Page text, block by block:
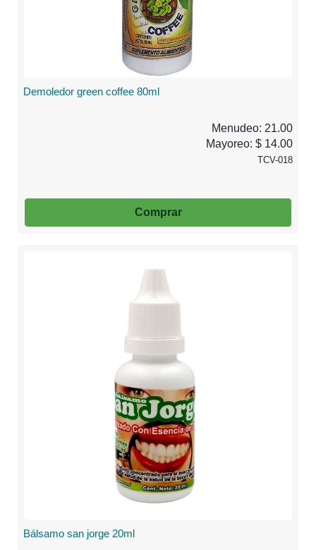
Demoledor green coffee 80ml
Menudeo: 21.00
Mayoreo: $ 14.00
TCV-018
Comprar
Bálsamo san jorge 20ml